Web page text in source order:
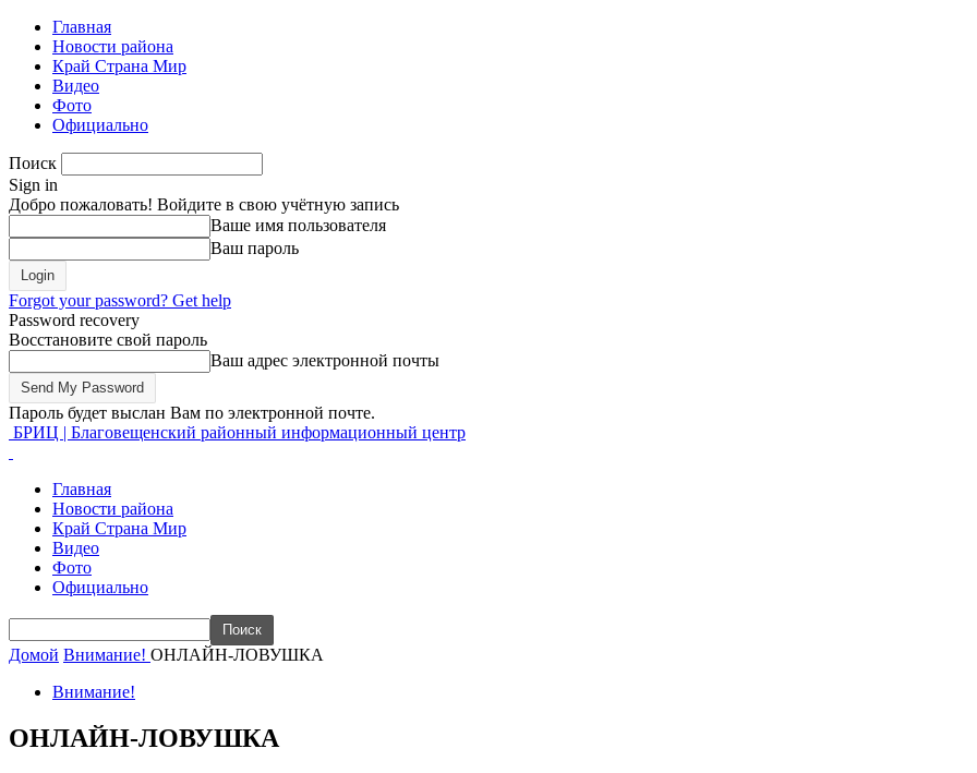
Главная
Новости района
Край Страна Мир
Видео
Фото
Официально
Поиск
Sign in
Добро пожаловать! Войдите в свою учётную запись
Ваше имя пользователя
Ваш пароль
Forgot your password? Get help
Password recovery
Восстановите свой пароль
Ваш адрес электронной почты
Пароль будет выслан Вам по электронной почте.
БРИЦ | Благовещенский районный информационный центр
Главная
Новости района
Край Страна Мир
Видео
Фото
Официально
Домой Внимание! ОНЛАЙН-ЛОВУШКА
Внимание!
ОНЛАЙН-ЛОВУШКА